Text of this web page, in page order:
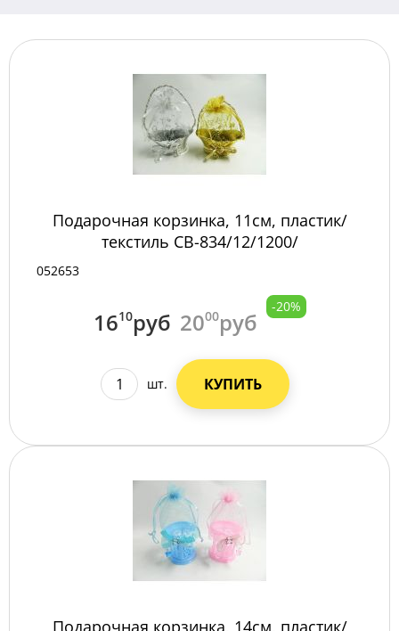
Подарочная корзинка, 11см, пластик/
текстиль СВ-834/12/1200/
052653
1610руб 2000руб
-20%
шт. КУПИТЬ
Подарочная корзинка, 14см, пластик/